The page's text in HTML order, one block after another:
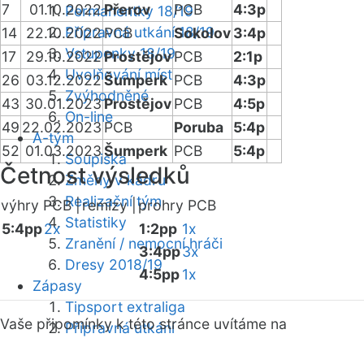
Permanentky 18/19
Přípravná utkání 18/19
Vstupenky 18/19
Uvolňování míst
Zvýhodněné
On-line
A-tým
Soupiska
Změny v kádru
Realizační tým
Statistiky
Zranění / nemocní hráči
Dresy 2018/19
Zápasy
Tipsport extraliga
Přípravná utkání
7 01.10.2022Přerov PCB
4:3p
14 22.10.2022PCB Sokolov3:4p
17
29.10.2022ProstějovPCB
2:1p
26 03.12.2022Šumperk PCB
4:3p
43 30.01.2023ProstějovPCB
4:5p
49 22.02.2023 PCB Poruba
5:4p
52 01.03.2023Šumperk PCB 5:4p
Četnost výsledků
výhry PCB |remízy | prohry PCB
5:4pp2x 1:2pp 1x
3:4pp3x
4:5pp1x
Vaše připomínky k této stránce uvítáme na